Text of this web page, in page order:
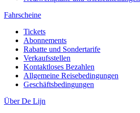
Fahrscheine
Tickets
Abonnements
Rabatte und Sondertarife
Verkaufsstellen
Kontaktloses Bezahlen
Allgemeine Reisebedingungen
Geschäftsbedingungen
Über De Lijn